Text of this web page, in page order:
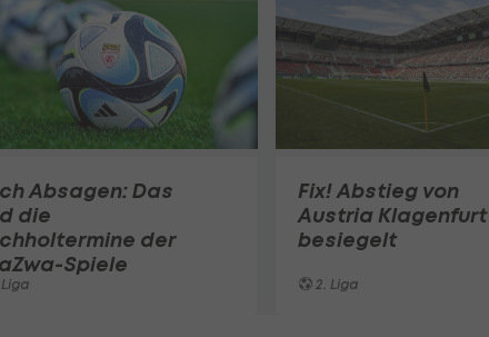
Absagen: Das
die
der
Spiele
Liga
Fix! Abstieg von
Austria Klagenfurt
besiegelt
2. Liga